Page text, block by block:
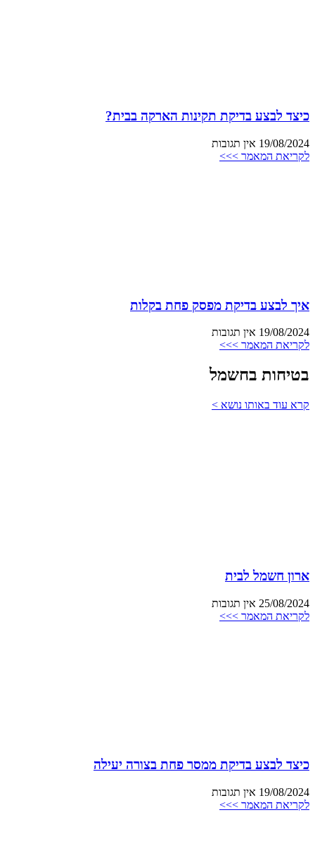
כיצד לבצע בדיקת תקינות הארקה בבית?
19/08/2024 אין תגובות
לקריאת המאמר >>>
איך לבצע בדיקת מפסק פחת בקלות
19/08/2024 אין תגובות
לקריאת המאמר >>>
בטיחות בחשמל
קרא עוד באותו נושא >
ארון חשמל לבית
25/08/2024 אין תגובות
לקריאת המאמר >>>
כיצד לבצע בדיקת ממסר פחת בצורה יעילה
19/08/2024 אין תגובות
לקריאת המאמר >>>